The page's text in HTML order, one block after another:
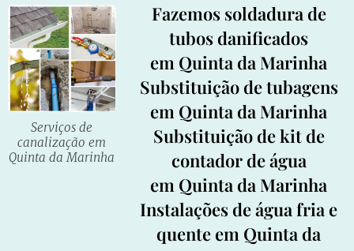
Serviços de
canalização em
Quinta da Marinha
Fazemos soldadura de
tubos danificados
em Quinta da Marinha
Substituição de tubagens
em Quinta da Marinha
Substituição de kit de
contador de água
em Quinta da Marinha
Instalações de água fria e
quente em Quinta da